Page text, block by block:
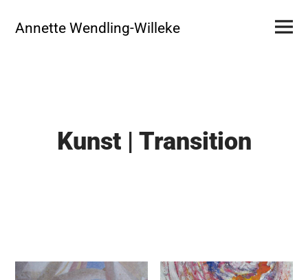
content
Annette Wendling-Willeke
Menu
Kunst | Transition